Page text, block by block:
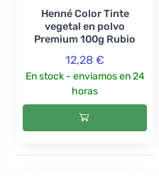
Henné Color Tinte
vegetal en polvo
Premium 100g Rubio
12,28 €
En stock - enviamos en 24
horas